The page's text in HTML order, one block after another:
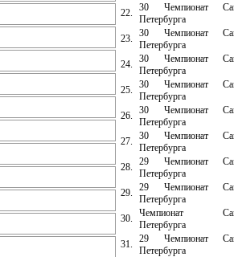
22.
30 Чемпионат
Петербурга
23.
30 Чемпионат
Петербурга
24.
30 Чемпионат
Петербурга
25.
30 Чемпионат
Петербурга
26.
30 Чемпионат
Петербурга
27.
30 Чемпионат
Петербурга
28.
29 Чемпионат
Петербурга
29.
29 Чемпионат
Петербурга
30.
Чемпионат
Петербурга
31.
29 Чемпионат
Петербурга